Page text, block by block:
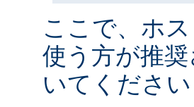
ここで、ホ
使う方が推
いてくださ